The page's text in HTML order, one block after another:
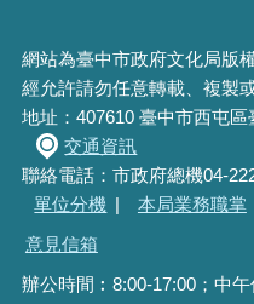
網站為臺中市政府文化局版
經允許請勿任意轉載、複製
地址：407610 臺中市西屯
交通資訊
聯絡電話：市政府總機04-
單位分機 |
本局業務職掌
意見信箱
辦公時間︰8:00-17:00；中